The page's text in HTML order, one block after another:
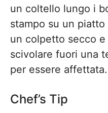
un coltello lungo i
stampo su un
un colpetto secco e
scivolare fuori una
per essere affettata.
Chef’s Tip